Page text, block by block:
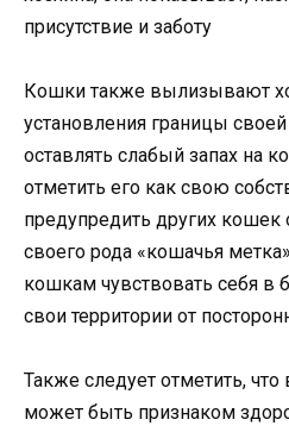
присутствие и заботу
Кошки также вылизывают
установления границы
оставлять слабый запах на
отметить его как свою
предупредить других кошек
своего рода «кошачья
кошкам чувствовать себя в
свои территории от
Также следует отметить,
может быть признаком